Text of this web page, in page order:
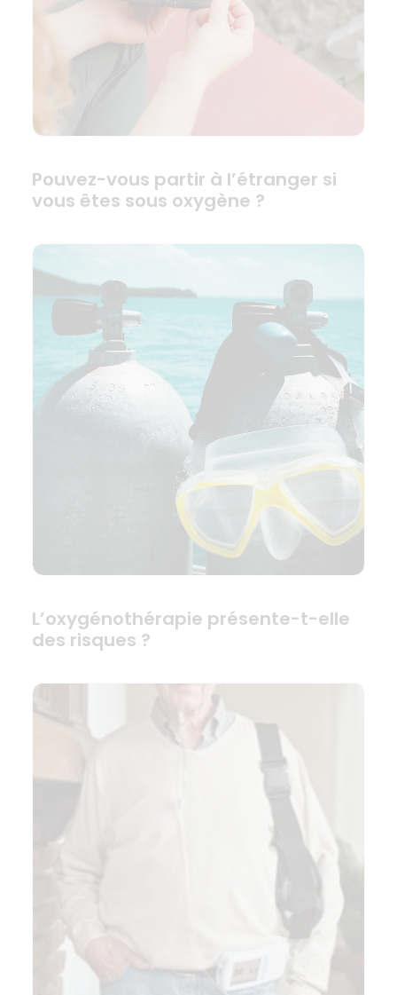
Pouvez-vous partir à l’étranger si
vous êtes sous oxygène ?
L’oxygénothérapie présente-t-elle
des risques ?